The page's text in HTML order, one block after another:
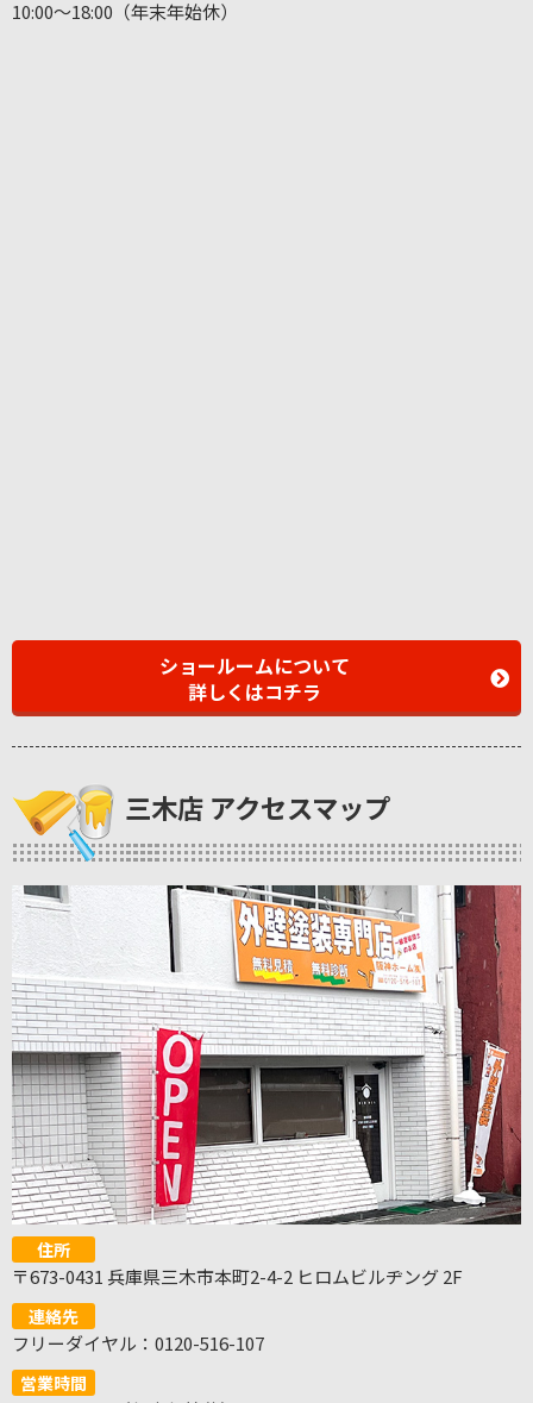
10:00～18:00（年末年始休）
ショールームについて
詳しくはコチラ
三木店 アクセスマップ
住所
〒673-0431 兵庫県三木市本町2-4-2 ヒロムビルヂング 2F
連絡先
フリーダイヤル：0120-516-107
営業時間